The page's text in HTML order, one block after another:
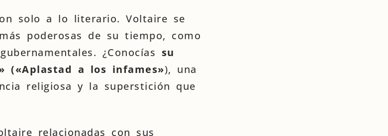
solo a lo literario. Voltaire se
poderosas de su tiempo, como
¿Conocías su
(«Aplastad a los infames»), una
religiosa y la superstición que
relacionadas con sus